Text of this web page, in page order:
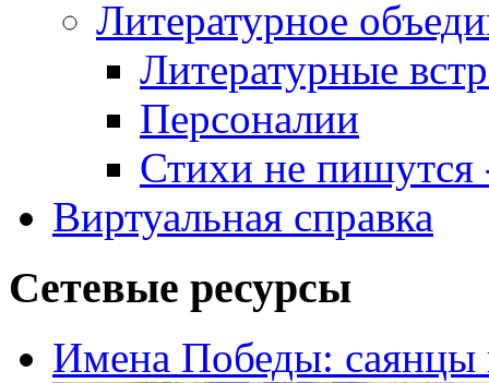
Литературное
Литературные
Персоналии
Стихи не пишутся
Виртуальная справка
Сетевые ресурсы
Имена Победы: саянцы